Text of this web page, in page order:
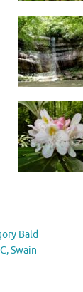
Bald
Swain